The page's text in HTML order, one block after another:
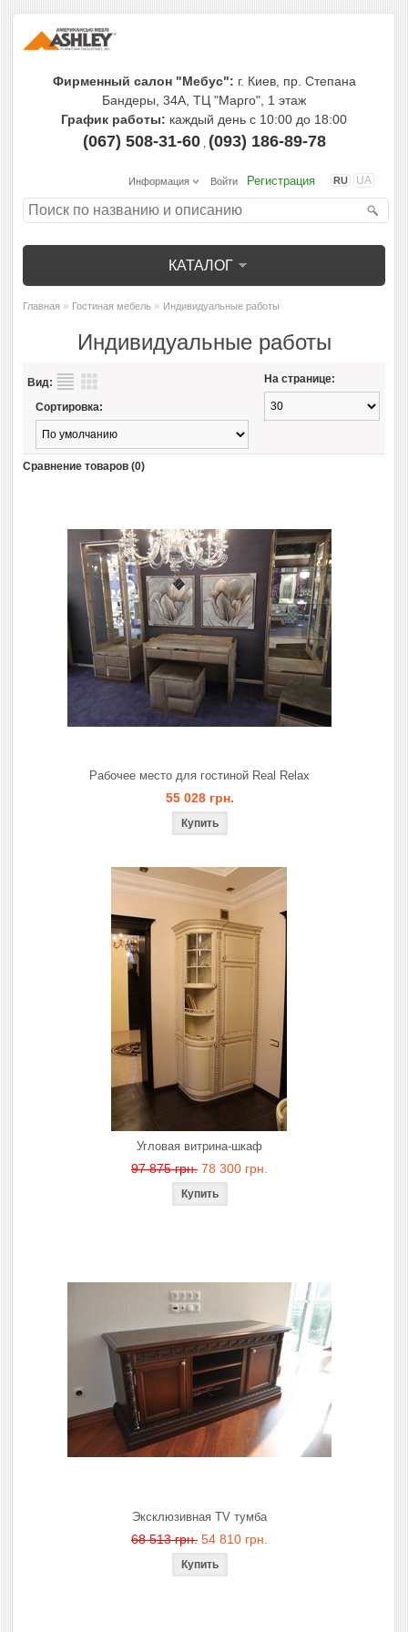
Фирменный салон "Мебус": г. Киев, пр. Степана
Бандеры, 34А, ТЦ "Марго", 1 этаж
График работы: каждый день с 10:00 до 18:00
(067) 508-31-60, (093) 186-89-78
RU UA
Информация Войти Регистрация
КАТАЛОГ
Главная » Гостиная мебель » Индивидуальные работы
Индивидуальные работы
Вид: На странице:
Сортировка:
Сравнение товаров (0)
Рабочее место для гостиной Real Relax
55 028 грн.
Угловая витрина-шкаф
97 875 грн. 78 300 грн.
Эксклюзивная TV тумба
68 513 грн. 54 810 грн.